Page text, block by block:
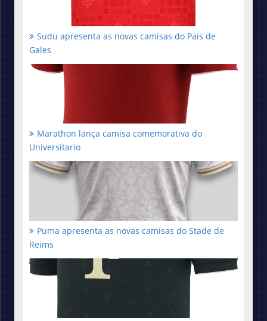
Sudu apresenta as novas camisas do País de
Gales
Marathon lança camisa comemorativa do
Universitario
Puma apresenta as novas camisas do Stade de
Reims